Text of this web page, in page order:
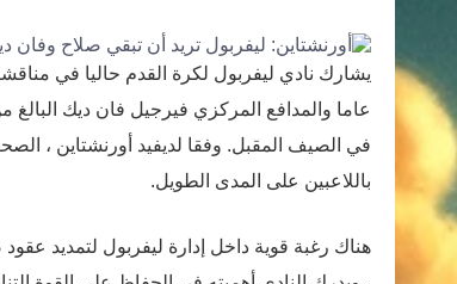
في الصيف المقبل. وفقا لديفيد أورنشتاين ،
باللاعبين على المدى الطويل.
هناك رغبة قوية داخل إدارة ليفربول لتمديد